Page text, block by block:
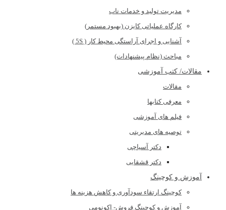
مدیریت تولید و خدمات ناب
کارگاه عملیاتی کایزن (بهبود مستمر)
آشنایی و اجرای آراستگی محیط کار ( 5S )
مباحث (نظام پیشنهادات)
مقالات/ کتب آموزشی
مقالات
معرفی کتابها
فیلم های آموزشی
توصیه های مدیریتی
دکتر آسیاچی
دکتر قشقایی
آموزش و کوچینگ
کوچینگ ارتقاء سودآوری و کاهش هزینه ها
آموزش و کوچینگ فروش- اکونومی